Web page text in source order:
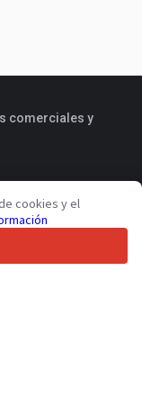
comerciales y
cookies y el